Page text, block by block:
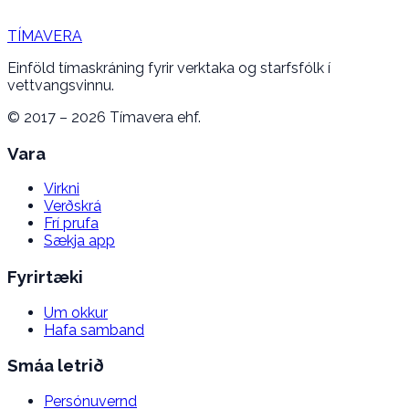
TÍMAVERA
Einföld tímaskráning fyrir verktaka og starfsfólk í
vettvangsvinnu.
© 2017 – 2026 Tímavera ehf.
Vara
Virkni
Verðskrá
Frí prufa
Sækja app
Fyrirtæki
Um okkur
Hafa samband
Smáa letrið
Persónuvernd